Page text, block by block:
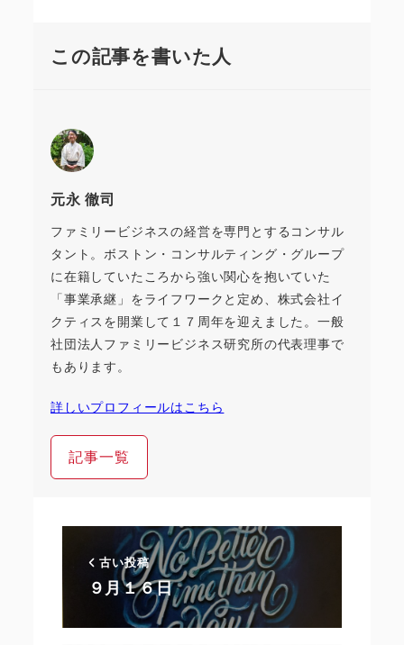
この記事を書いた人
元永 徹司
ファミリービジネスの経営を専門とするコンサル
タント。ボストン・コンサルティング・グループ
に在籍していたころから強い関心を抱いていた
「事業承継」をライフワークと定め、株式会社イ
クティスを開業して１７周年を迎えました。一般
社団法人ファミリービジネス研究所の代表理事で
もあります。
詳しいプロフィールはこちら
記事一覧
古い投稿
９月１６日